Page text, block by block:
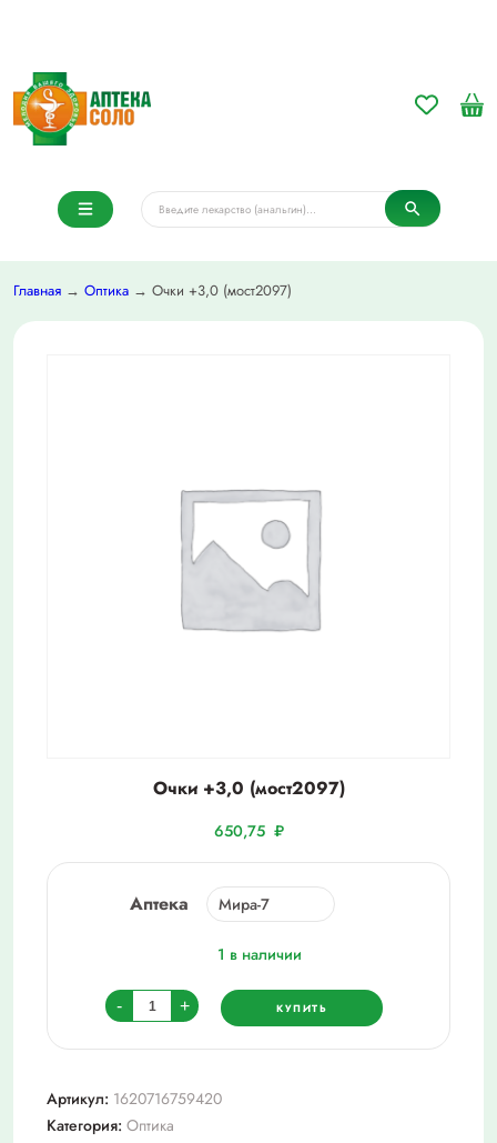
Главная → Оптика → Очки +3,0 (мост2097)
Очки +3,0 (мост2097)
650,75 ₽
Аптека
1 в наличии
-
Количество
товара
Очки
(мост2097)
+ КУПИТЬ
Артикул: 1620716759420
Категория: Оптика